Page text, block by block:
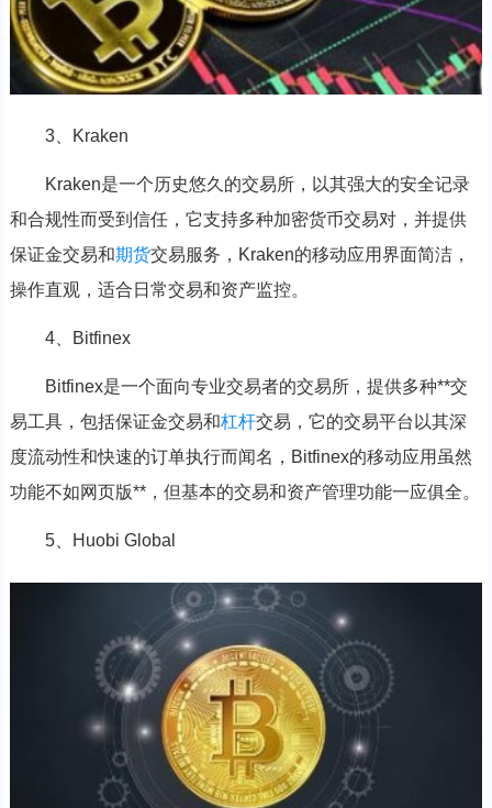
3、Kraken
Kraken是一个历史悠久的交易所，以其强大的安全记录
和合规性而受到信任，它支持多种加密货币交易对，并提供
保证金交易和期货交易服务，Kraken的移动应用界面简洁，
操作直观，适合日常交易和资产监控。
4、Bitfinex
Bitfinex是一个面向专业交易者的交易所，提供多种**交
易工具，包括保证金交易和杠杆交易，它的交易平台以其深
度流动性和快速的订单执行而闻名，Bitfinex的移动应用虽然
功能不如网页版**，但基本的交易和资产管理功能一应俱全。
5、Huobi Global